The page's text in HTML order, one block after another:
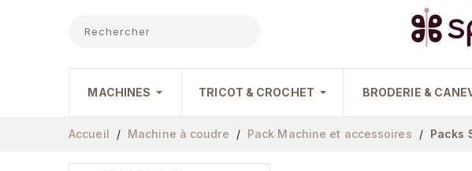
MACHINES TRICOT & CROCHET BRODERIE &
Accueil Machine à coudre Pack Machine et accessoires Packs